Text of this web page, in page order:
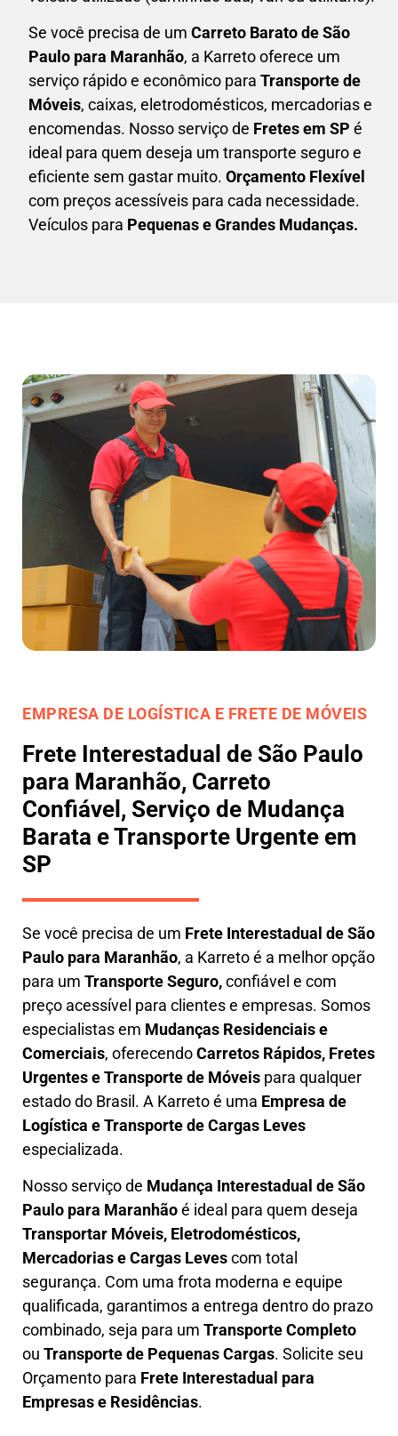
Se você precisa de um Carreto Baratode São
Paulo para Maranhão, a Karreto oferece um
serviço rápido e econômico para Transporte de
Móveis, caixas, eletrodomésticos, mercadorias e
encomendas. Nosso serviço de Fretes em SP é
ideal para quem deseja um transporte seguro e
eficiente sem gastar muito. Orçamento Flexível
com preços acessíveis para cada necessidade.
Veículos para Pequenas e Grandes Mudanças.
EMPRESA DE LOGÍSTICA E FRETE DE MÓVEIS
Frete Interestadual de São Paulo
para Maranhão, Carreto
Confiável, Serviço de Mudança
Barata e Transporte Urgente em
SP
Se você precisa de um Frete Interestadual de São
Paulo para Maranhão, a Karreto é a melhor opção
para um Transporte Seguro,confiável e com
preço acessível para clientes e empresas. Somos
especialistas em Mudanças Residenciais e
Comerciais, oferecendoCarretos Rápidos, Fretes
Urgentes e Transporte de Móveis para qualquer
estado do Brasil. A Karretoé uma Empresa de
Logística e Transporte de Cargas Leves
especializada.
Nosso serviço de Mudança Interestadual de São
Paulo para Maranhãoé ideal para quem deseja
Transportar Móveis, Eletrodomésticos,
Mercadorias e Cargas Levescom total
segurança. Com uma frota moderna e equipe
qualificada, garantimos a entrega dentro do prazo
combinado, seja para um Transporte Completo
ou Transporte de Pequenas Cargas. Solicite seu
Orçamento para Frete Interestadual para
Empresas e Residências.